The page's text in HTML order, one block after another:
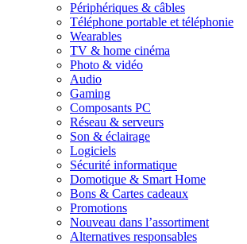
Périphériques & câbles
Téléphone portable et téléphonie
Wearables
TV & home cinéma
Photo & vidéo
Audio
Gaming
Composants PC
Réseau & serveurs
Son & éclairage
Logiciels
Sécurité informatique
Domotique & Smart Home
Bons & Cartes cadeaux
Promotions
Nouveau dans l’assortiment
Alternatives responsables